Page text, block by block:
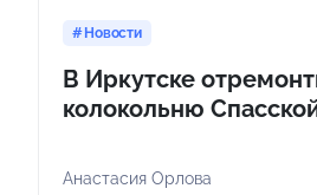
Новости
В Иркутске
колокольню
Анастасия Орлова